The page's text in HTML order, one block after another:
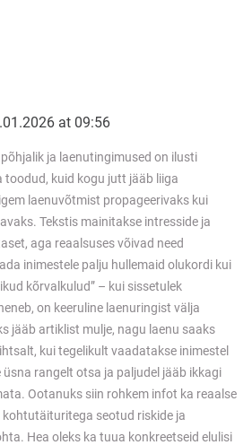
at 09:56
ja laenutingimused on ilusti
toodud, kuid kogu jutt jääb liiga
laenuvõtmist propageerivaks kui
Tekstis mainitakse intresside ja
aga reaalsuses võivad need
inimestele palju hullemaid olukordi kui
kõrvalkulud” – kui sissetulek
on keeruline laenuringist välja
jääb artiklist mulje, nagu laenu saaks
kui tegelikult vaadatakse inimestel
üsna rangelt otsa ja paljudel jääb ikkagi
Ootanuks siin rohkem infot ka reaalse
seotud riskide ja
Hea oleks ka tuua konkreetseid elulisi